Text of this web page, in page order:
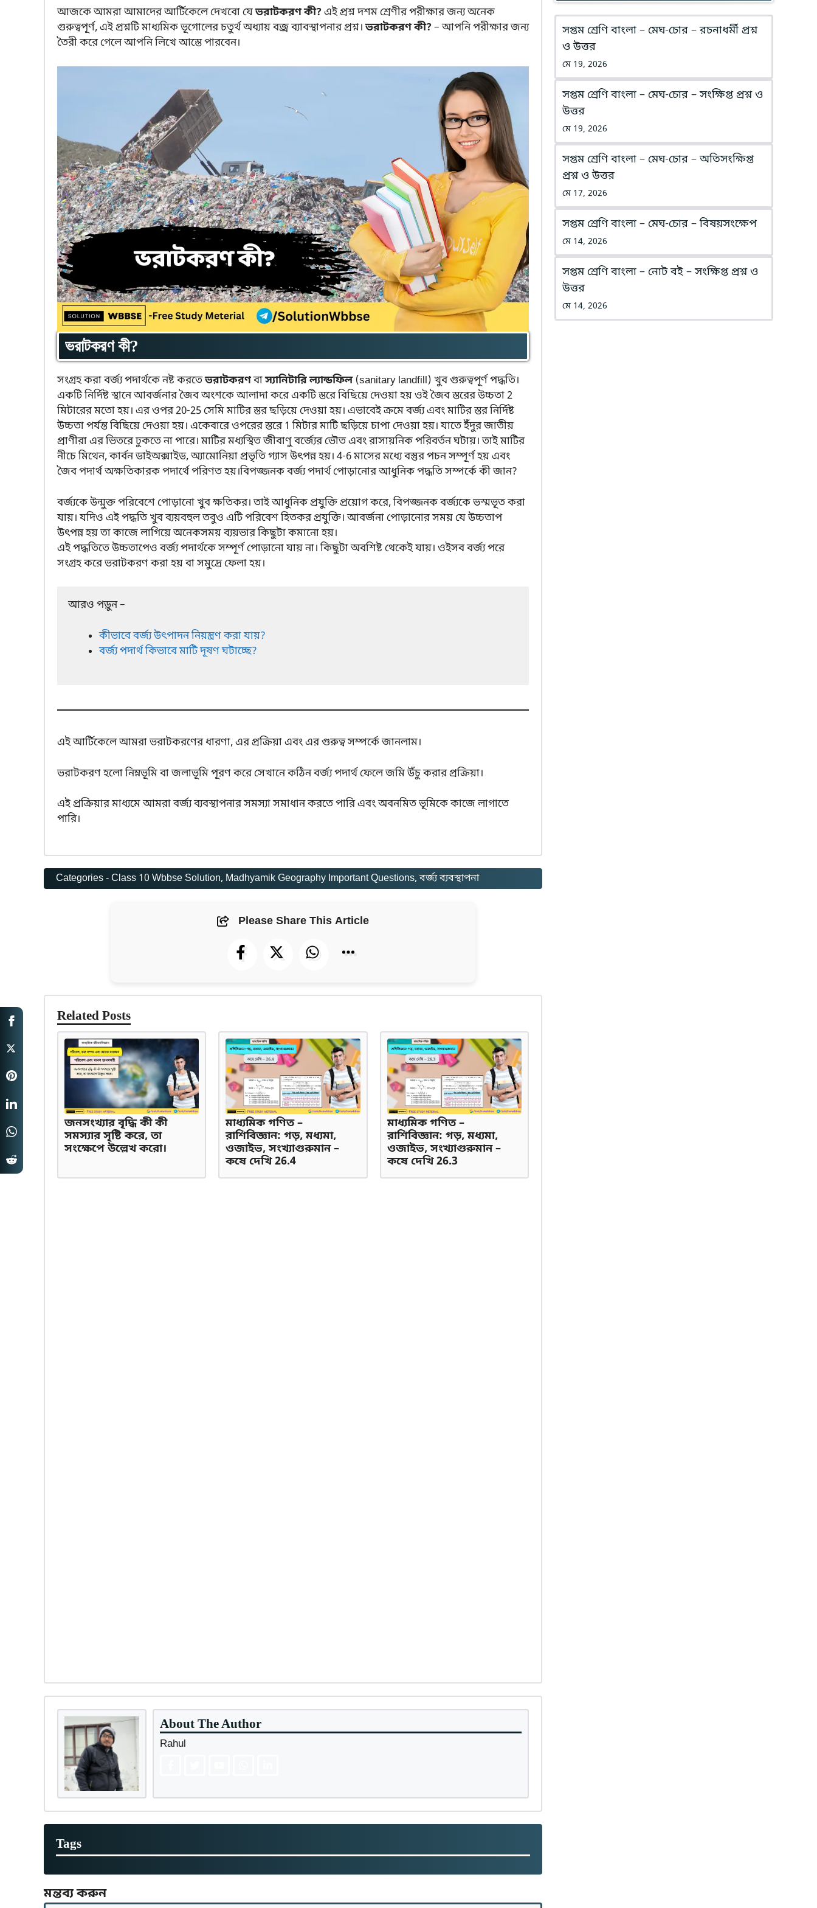
আজকে আমরা আমাদের আর্টিকেলে দেখবো যেভরাটকরণ কী?এই প্রশ্ন দশম শ্রেণীর পরীক্ষার জন্য অনেক
গুরুত্বপূর্ণ, এই প্রশ্নটি মাধ্যমিক ভূগোলের চতুর্থ অধ্যায় বজ্র ব্যাবস্থাপনার প্রশ্ন।ভরাটকরণ কী?– আপনি পরীক্ষার জন্য
তৈরী করে গেলে আপনি লিখে আস্তে পারবেন।
ভরাটকরণ কী?
সংগ্রহ করা বর্জ্য পদার্থকে নষ্ট করতেভরাটকরণবাস্যানিটারি ল্যান্ডফিল(sanitary landfill) খুব গুরুত্বপূর্ণ পদ্ধতি।
একটি নির্দিষ্ট স্থানে আবর্জনার জৈব অংশকে আলাদা করে একটি স্তরে বিছিয়ে দেওয়া হয় ওই জৈব স্তরের উচ্চতা 2
মিটারের মতো হয়। এর ওপর 20-25 সেমি মাটির স্তর ছড়িয়ে দেওয়া হয়। এভাবেই ক্রমে বর্জ্য এবং মাটির স্তর নির্দিষ্ট
উচ্চতা পর্যন্ত বিছিয়ে দেওয়া হয়। একেবারে ওপরের স্তরে 1 মিটার মাটি ছড়িয়ে চাপা দেওয়া হয়। যাতে ইঁদুর জাতীয়
প্রাণীরা এর ভিতরে ঢুকতে না পারে। মাটির মধ্যস্থিত জীবাণু বর্জ্যের ভৌত এবং রাসায়নিক পরিবর্তন ঘটায়। তাই মাটির
নীচে মিথেন, কার্বন ডাইঅক্সাইড, অ্যামোনিয়া প্রভৃতি গ্যাস উৎপন্ন হয়। 4-6 মাসের মধ্যে বস্তুর পচন সম্পূর্ণ হয় এবং
জৈব পদার্থ অক্ষতিকারক পদার্থে পরিণত হয়।বিপজ্জনক বর্জ্য পদার্থ পোড়ানোর আধুনিক পদ্ধতি সম্পর্কে কী জান?
বর্জ্যকে উন্মুক্ত পরিবেশে পোড়ানো খুব ক্ষতিকর। তাই আধুনিক প্রযুক্তি প্রয়োগ করে, বিপজ্জনক বর্জ্যকে ভস্মভূত করা
যায়। যদিও এই পদ্ধতি খুব ব্যয়বহুল তবুও এটি পরিবেশ হিতকর প্রযুক্তি। আবর্জনা পোড়ানোর সময় যে উচ্চতাপ
উৎপন্ন হয় তা কাজে লাগিয়ে অনেকসময় ব্যয়ভার কিছুটা কমানো হয়।
এই পদ্ধতিতে উচ্চতাপেও বর্জ্য পদার্থকে সম্পূর্ণ পোড়ানো যায় না। কিছুটা অবশিষ্ট থেকেই যায়। ওইসব বর্জ্য পরে
সংগ্রহ করে ভরাটকরণ করা হয় বা সমুদ্রে ফেলা হয়।
আরও পড়ুন –
কীভাবে বর্জ্য উৎপাদন নিয়ন্ত্রণ করা যায়?
বর্জ্য পদার্থ কিভাবে মাটি দূষণ ঘটাচ্ছে?
এই আর্টিকেলে আমরা ভরাটকরণের ধারণা, এর প্রক্রিয়া এবং এর গুরুত্ব সম্পর্কে জানলাম।
ভরাটকরণ হলো নিম্নভূমি বা জলাভূমি পূরণ করে সেখানে কঠিন বর্জ্য পদার্থ ফেলে জমি উঁচু করার প্রক্রিয়া।
এই প্রক্রিয়ার মাধ্যমে আমরা বর্জ্য ব্যবস্থাপনার সমস্যা সমাধান করতে পারি এবং অবনমিত ভূমিকে কাজে লাগাতে
পারি।
Categories -Class 10 Wbbse Solution, Madhyamik Geography Important Questions, বর্জ্য ব্যবস্থাপনা
Please Share This Article
Related Posts
জনসংখ্যার বৃদ্ধি কী কী
সমস্যার সৃষ্টি করে, তা
সংক্ষেপে উল্লেখ করো।
মাধ্যমিক গণিত –
রাশিবিজ্ঞান: গড়, মধ্যমা,
ওজাইভ, সংখ্যাগুরুমান –
কষে দেখি 26.4
মাধ্যমিক গণিত –
রাশিবিজ্ঞান: গড়, মধ্যমা,
ওজাইভ, সংখ্যাগুরুমান –
কষে দেখি 26.3
About The Author
Rahul
Tags
মন্তব্য করুন
সপ্তম শ্রেণি বাংলা – মেঘ-চোর – রচনাধর্মী প্রশ্ন
ও উত্তর
মে 19, 2026
সপ্তম শ্রেণি বাংলা – মেঘ-চোর – সংক্ষিপ্ত প্রশ্ন ও
উত্তর
মে 19, 2026
সপ্তম শ্রেণি বাংলা – মেঘ-চোর – অতিসংক্ষিপ্ত
প্রশ্ন ও উত্তর
মে 17, 2026
সপ্তম শ্রেণি বাংলা – মেঘ-চোর – বিষয়সংক্ষেপ
মে 14, 2026
সপ্তম শ্রেণি বাংলা – নোট বই – সংক্ষিপ্ত প্রশ্ন ও
উত্তর
মে 14, 2026